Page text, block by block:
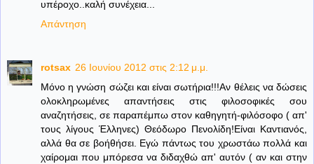
υπέροχο..καλή συνέχεια...
Απάντηση
rotsax 26 Ιουνίου 2012 στις 2:12 μ.μ.
Μόνο η γνώση σώζει και είναι σωτήρια!!!Αν θέλεις να δώσεις
ολοκληρωμένες απαντήσεις στις φιλοσοφικές σου
αναζητήσεις, σε παραπέμπω στον καθηγητή-φιλόσοφο ( απ'
τους λίγους Έλληνες) Θεόδωρο Πενολίδη!Είναι Καντιανός,
αλλά θα σε βοήθήσει. Εγώ πάντως του χρωστάω πολλά και
χαίρομαι που μπόρεσα να διδαχθώ απ' αυτόν ( αν και στην